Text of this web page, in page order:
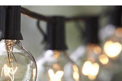
не будет ориентировочно с
Информаторусообщили в
Улицы, на
света в городе